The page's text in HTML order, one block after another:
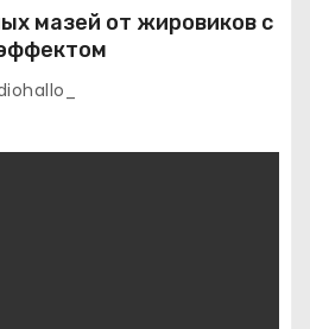
мазей от жировиков с